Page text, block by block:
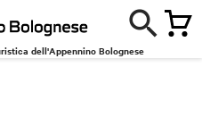
dell'Appennino Bolognese